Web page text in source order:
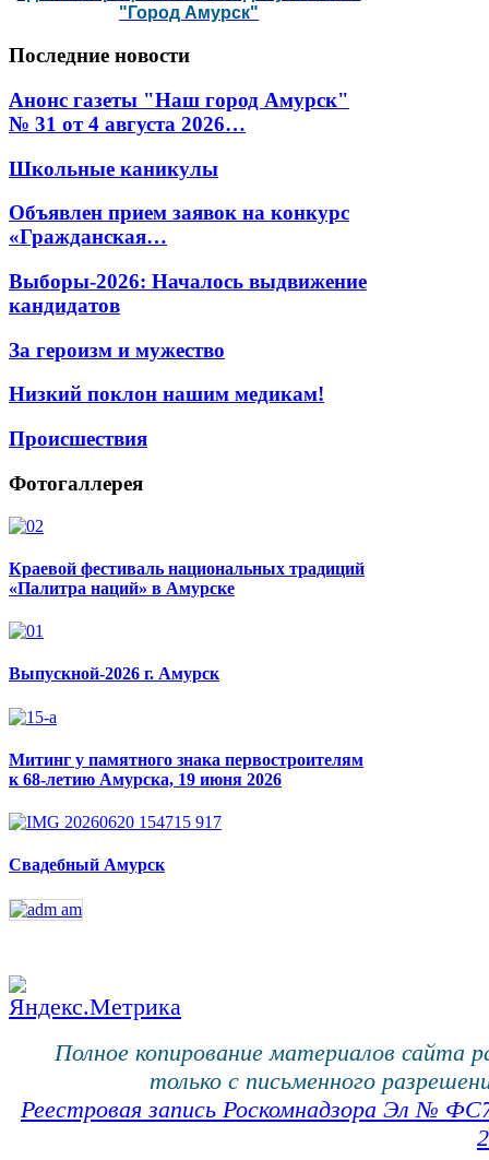
"Город Амурск"
Последние новости
Анонс газеты "Наш город Амурск"
№ 31 от 4 августа 2026…
Школьные каникулы
Объявлен прием заявок на конкурс
«Гражданская…
Выборы-2026: Началось выдвижение
кандидатов
За героизм и мужество
Низкий поклон нашим медикам!
Происшествия
Фотогаллерея
Краевой фестиваль национальных традиций
«Палитра наций» в Амурске
Выпускной-2026 г. Амурск
Митинг у памятного знака первостроителям
к 68-летию Амурска, 19 июня 2026
Свадебный Амурск
Полное копирование материалов сайта
только с письменного
Реестровая запись Роскомнадзора Эл №